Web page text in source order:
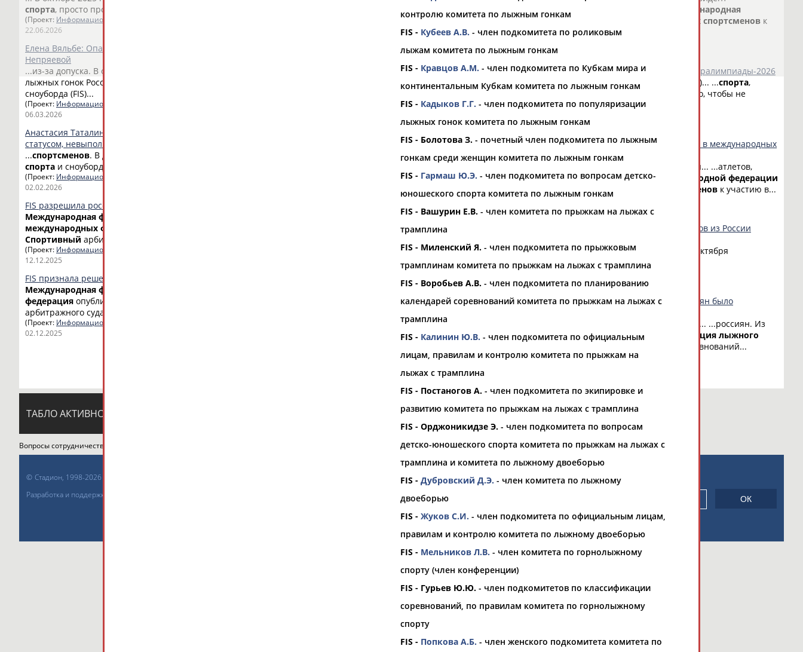
спорта, просто пропадает...
(Проект: Информационное агентство СТАДИОН
22.06.2026
Елена Вяльбе: Опасаюсь раскола внутри сборной из-за допуска Коростелева и
Непряевой
...из-за допуска. В октябре
лыжных гонок России (ФЛГР) Елена Вяльбе за... ...
сноуборда (FIS)...
(Проект: Информационное агентство СТАДИОН
06.03.2026
Анастасия Таталина: Система отборов, созданная для спортсменов с нейтральным
статусом, невыполнима
...спортсменов. В декабре
спорта и сноуборда (FIS)...
(Проект: Информационное агентство СТАДИОН
02.02.2026
FIS разрешила российским паралимпийцам участвовать в соревнованиях с флагом
Международная федерация
международных федераций
Спортивный арбитражный суд...
(Проект: Информационное агентство СТАДИОН
12.12.2025
FIS признала решение CAS о допуске лыжников из России
Международная федерация
федерация опубликует на своем... ...(FIS) признала решение
арбитражного суда...
(Проект: Информационное агентство СТАДИОН
02.12.2025
Международная
федерация лыжного спортаи сноуборда... ...не допускать российских спортсменов к
участию в...
22.10.2025
Российских лыжников не допустили до отборочных на зимние игры Паралимпиады-2026
СоветМеждународной федерации лыжного спортаи сноуборда (FIS)... ...спорта,
международных
по которым выполняет... ...за то, чтобы не
допускатьспортсменов из России и...
22.10.2025
FIS приняла решение не допускать российских спортсменов к участию в международных
соревнованиях
Международная
федерация
и сноуборда (FIS) приня... ...атлетов,
сообщается на сайтеФедерациилыжных гонок России... ...Международной федерации
лыжного спортаи сноуборда о... ...не допустить российских спортсменов к участию в...
(Проект:Информационное агентство СТАДИОН)
22.10.2025
Сборная Норвегии по лыжным гонкам устроит бойкот, если спортсменов из России
...спортсменовдопустят кмеждународнымсоревнованиям. ... ... 21 октября
Международная федерация лыжного спортаи...
(Проект: Информационное агентство СТАДИОН
21.10.2025
Михаил Дегтярев: Сохранение МОК прежнего подхода к допуску россиян было
Заявление
олимпийского комитета (МОК) о сохране... ...россиян. Из
числа зимнихфедерацийвозможность... ...иМеждународная федерация лыжного
до соревнований...
(Проект:Информационное агентство СТАДИОН)
контролю комитета по лыжным гонкам
FIS - Кубеев А.В. - член подкомитета по роликовым
лыжам комитета по лыжным гонкам
FIS - Кравцов А.М. - член подкомитета по Кубкам мира и
континентальным Кубкам комитета по лыжным гонкам
FIS - Кадыков Г.Г. - член подкомитета по популяризации
лыжных гонок комитета по лыжным гонкам
FIS - Болотова З. - почетный член подкомитета по лыжным
гонкам среди женщин комитета по лыжным гонкам
FIS - Гармаш Ю.Э. - член подкомитета по вопросам детско-
юношеского спорта комитета по лыжным гонкам
FIS - Вашурин Е.В. - член комитета по прыжкам на лыжах с
трамплина
FIS - Миленский Я. - член подкомитета по прыжковым
трамплинам комитета по прыжкам на лыжах с трамплина
FIS - Воробьев А.В. - член подкомитета по планированию
календарей соревнований комитета по прыжкам на лыжах с
трамплина
FIS - Калинин Ю.В. - член подкомитета по официальным
лицам, правилам и контролю комитета по прыжкам на
лыжах с трамплина
FIS - Постаногов А. - член подкомитета по экипировке и
развитию комитета по прыжкам на лыжах с трамплина
FIS - Орджоникидзе Э. - член подкомитета по вопросам
детско-юношеского спорта комитета по прыжкам на лыжах с
трамплина и комитета по лыжному двоеборью
FIS - Дубровский Д.Э. - член комитета по лыжному
двоеборью
FIS - Жуков С.И. - член подкомитета по официальным лицам,
правилам и контролю комитета по лыжному двоеборью
FIS - Мельников Л.В. - член комитета по горнолыжному
спорту (член конференции)
FIS - Гурьев Ю.Ю. - член подкомитетов по классификации
соревнований, по правилам комитета по горнолыжному
спорту
FIS - Попкова А.Б. - член женского подкомитета комитета по
ТАБЛО АКТИВНОСТИ РЕКЛАМА
Вопросы сотрудничества и совместной деятельности
© Стадион, 1998-2026
Разработка и поддержка ООО НАИТ «Стадион»
Адресов в новостной рассылке: 996